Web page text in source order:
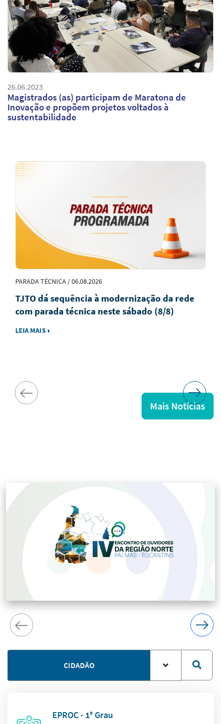
26.06.2023
Magistrados (as) participam de Maratona de
Inovação e propõem projetos voltados à
sustentabilidade
Notícias
em
PARADA TÉCNICA / 06.08.2026
TJTO dá sequência à modernização da rede
com parada técnica neste sábado (8/8)
LEIA MAIS
Mais Notícias
CIDADÃO
EPROC - 1° Grau